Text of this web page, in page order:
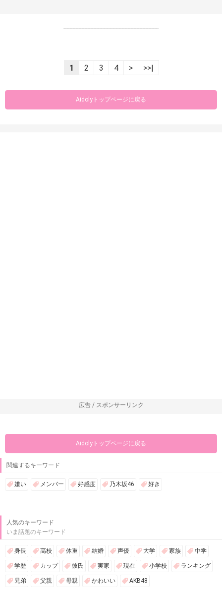
----------------------------------------------------------------
1 2 3 4 > >>|
Aidolyトップページに戻る
広告 / スポンサーリンク
Aidolyトップページに戻る
関連するキーワード
嫌い メンバー 好感度 乃木坂46 好き
人気のキーワード
いま話題のキーワード
身長 高校 体重 結婚 声優 大学 家族 中学
学歴 カップ 彼氏 実家 現在 小学校 ランキング
兄弟 父親 母親 かわいい AKB48